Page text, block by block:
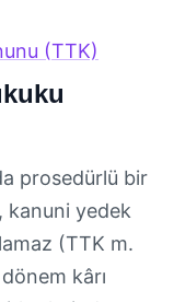
(TTK)
prosedürlü bir
kanuni yedek
(TTK m.
kârı